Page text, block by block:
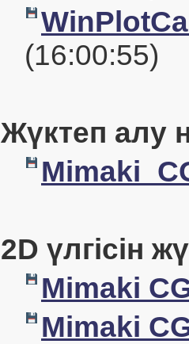
(16:00:55)
Жүктеп алу
2D үлгісін
Mimaki
Mimaki